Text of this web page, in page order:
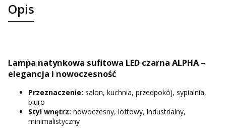
Opis
Lampa natynkowa sufitowa LED czarna ALPHA –
elegancja i nowoczesność
Przeznaczenie: salon, kuchnia, przedpokój, sypialnia,
biuro
Styl wnętrz: nowoczesny, loftowy, industrialny,
minimalistyczny